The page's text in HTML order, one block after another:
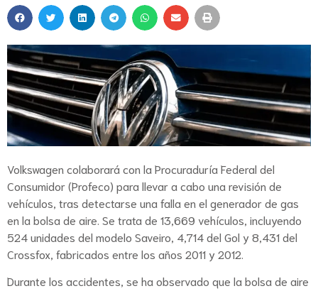
Volkswagen colaborará con la Procuraduría Federal del
Consumidor (Profeco) para llevar a cabo una revisión de
vehículos, tras detectarse una falla en el generador de gas
en la bolsa de aire. Se trata de 13,669 vehículos, incluyendo
524 unidades del modelo Saveiro, 4,714 del Gol y 8,431 del
Crossfox, fabricados entre los años 2011 y 2012.
Durante los accidentes, se ha observado que la bolsa de aire